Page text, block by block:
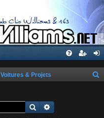
Voitures & Projets
Rechercher